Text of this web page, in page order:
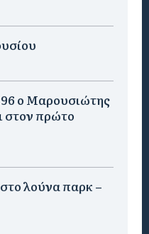
ο Μαρουσιώτης
στον πρώτο
λούνα παρκ –